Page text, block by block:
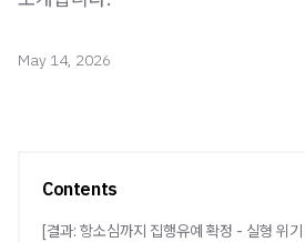
May 14, 2026
Contents
[결과: 항소심까지 집행유예 확정 - 실형 위